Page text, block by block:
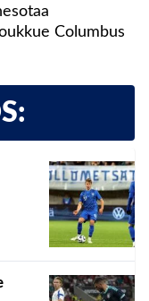
Columbus